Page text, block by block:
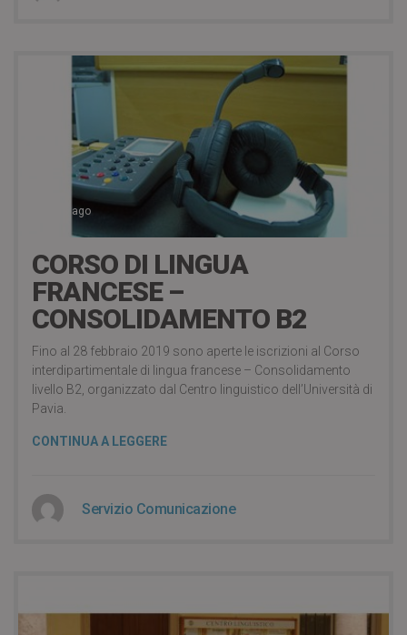
8 years ago
CORSO DI LINGUA
FRANCESE –
CONSOLIDAMENTO B2
Fino al 28 febbraio 2019 sono aperte le iscrizioni al Corso
interdipartimentale di lingua francese – Consolidamento
livello B2, organizzato dal Centro linguistico dell’Università di
Pavia.
CONTINUA A LEGGERE
Servizio Comunicazione